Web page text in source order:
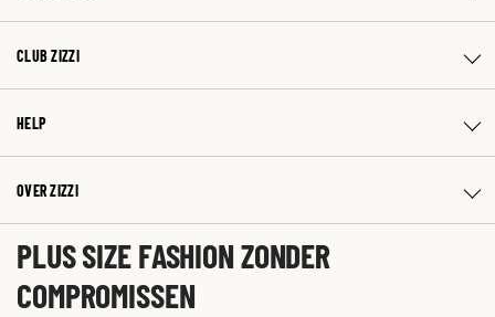
CLUB ZIZZI
HELP
OVER ZIZZI
PLUS SIZE FASHION ZONDER
COMPROMISSEN